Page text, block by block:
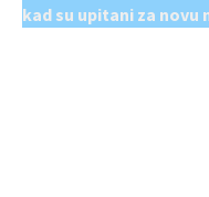
kad su upitani za